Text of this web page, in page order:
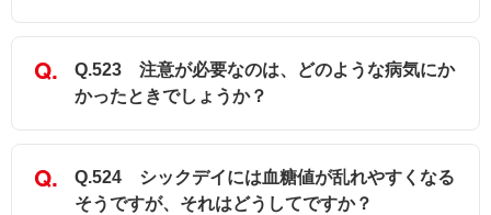
Q.523 注意が必要なのは、どのような病気にか
かったときでしょうか？
Q.524 シックデイには血糖値が乱れやすくなる
そうですが、それはどうしてですか？